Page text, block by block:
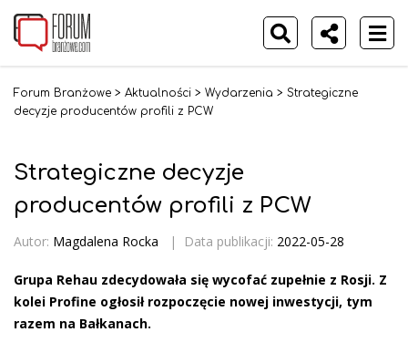
Forum Branżowe > Aktualności > Wydarzenia > Strategiczne
decyzje producentów profili z PCW
Strategiczne decyzje
producentów profili z PCW
Autor: Magdalena Rocka | Data publikacji: 2022-05-28
Grupa Rehau zdecydowała się wycofać zupełnie z Rosji. Z
kolei Profine ogłosił rozpoczęcie nowej inwestycji, tym
razem na Bałkanach.